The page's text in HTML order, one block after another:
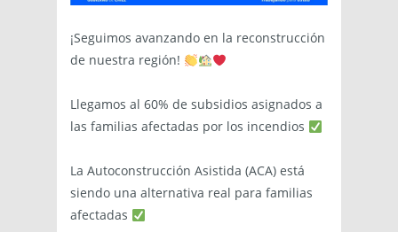
¡Seguimos avanzando en la reconstrucción
de nuestra región!
Llegamos al 60% de subsidios asignados a
las familias afectadas por los incendios
La Autoconstrucción Asistida (ACA) está
siendo una alternativa real para familias
afectadas